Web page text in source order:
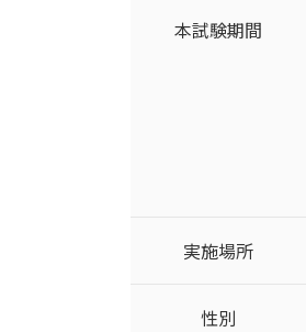
本試験期間
実施場所
性別